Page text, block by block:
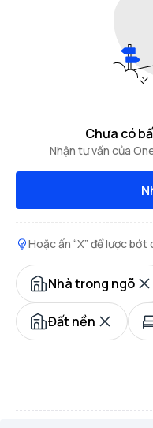
Chưa có
Nhận tư vấn của
Hoặc ấn “X” để lược
Nhà trong ngõ
Đất nền